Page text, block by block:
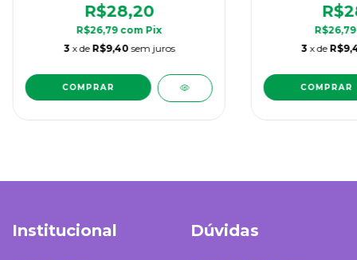
R$28,20
R$26,79 com Pix
3 x de R$9,40 sem juros
3 x de
Institucional Dúvidas